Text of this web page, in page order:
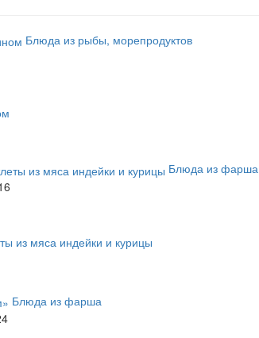
Блюда из рыбы, морепродуктов
Блюда из фарша
из мяса индейки и курицы
Блюда из фарша